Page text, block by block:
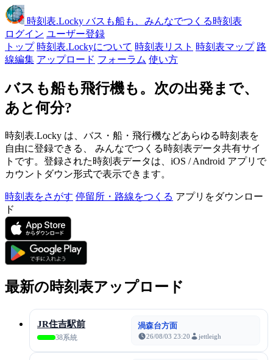
時刻表.Locky バスも船も、みんなでつくる時刻表
ログイン ユーザー登録
トップ 時刻表.Lockyについて 時刻表リスト 時刻表マップ 路
線編集 アップロード フォーラム 使い方
バスも船も飛行機も。次の出発まで、
あと何分?
時刻表.Locky は、バス・船・飛行機などあらゆる時刻表を
自由に登録できる、 みんなでつくる時刻表データ共有サイ
トです。登録された時刻表データは、iOS / Android アプリで
カウントダウン形式で表示できます。
時刻表をさがす 停留所・路線をつくる アプリをダウンロー
ド
最新の時刻表アップロード
JR住吉駅前
38系統
渦森台方面
26/08/03 23:20 jettleigh